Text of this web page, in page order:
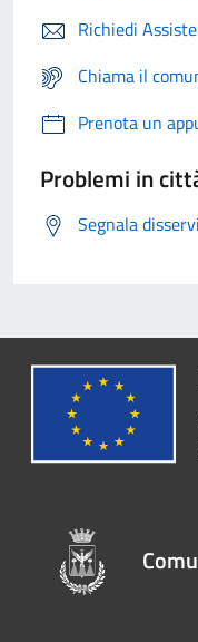
Richiedi
Chiama il
Prenota un
Problemi in
Segnala